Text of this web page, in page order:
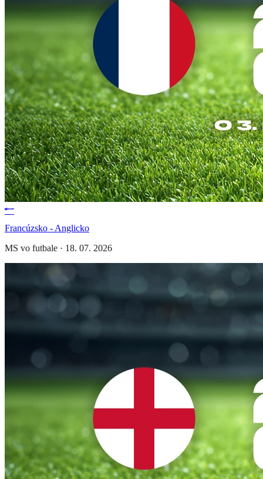
Francúzsko - Anglicko
MS vo futbale · 18. 07. 2026